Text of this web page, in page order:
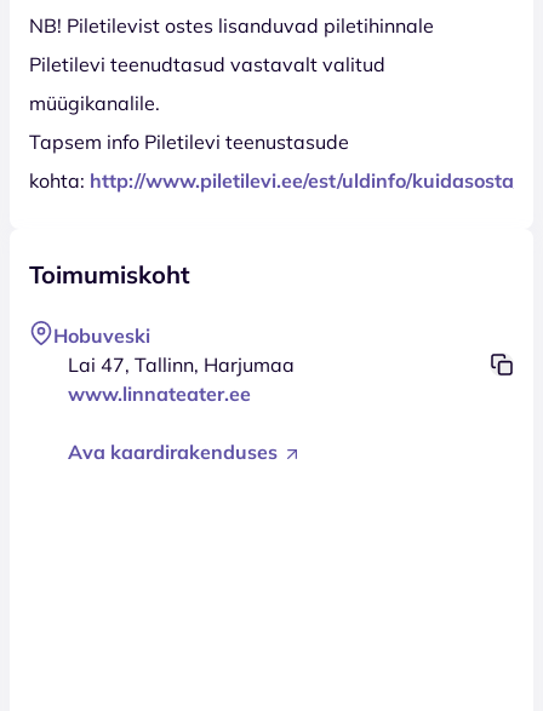
NB! Piletilevist ostes lisanduvad piletihinnale
Piletilevi teenudtasud vastavalt valitud
müügikanalile.
Tapsem info Piletilevi teenustasude
kohta: http://www.piletilevi.ee/est/uldinfo/kuidasosta/
Toimumiskoht
Hobuveski
Lai 47, Tallinn, Harjumaa
www.linnateater.ee
Ava kaardirakenduses